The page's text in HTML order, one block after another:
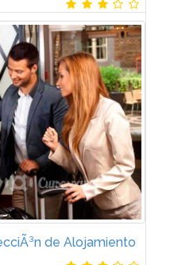
de Fisioterapia y
Conceptos
traumÃ¡tica
de Alojamiento